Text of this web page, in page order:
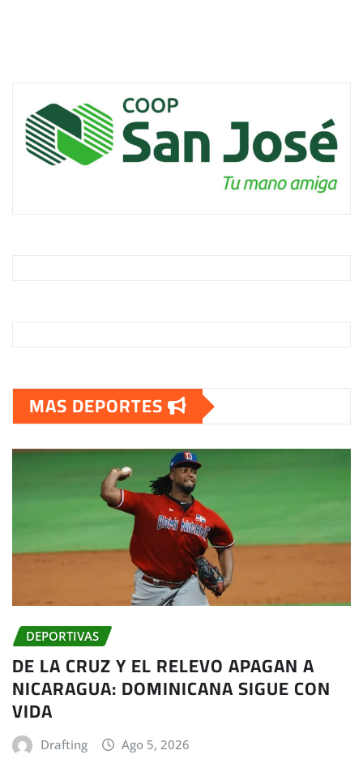
MAS DEPORTES
DEPORTIVAS
DE LA CRUZ Y EL RELEVO APAGAN A
NICARAGUA: DOMINICANA SIGUE CON
VIDA
Drafting Ago 5, 2026